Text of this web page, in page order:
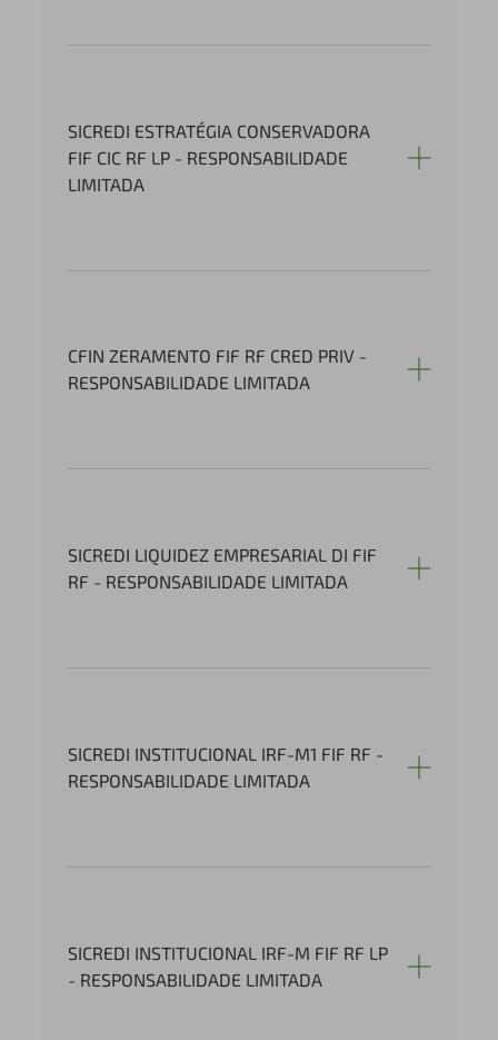
SICREDI ESTRATÉGIA CONSERVADORA
FIF CIC RF LP - RESPONSABILIDADE
LIMITADA
CFIN ZERAMENTO FIF RF CRED PRIV -
RESPONSABILIDADE LIMITADA
SICREDI LIQUIDEZ EMPRESARIAL DI FIF
RF - RESPONSABILIDADE LIMITADA
SICREDI INSTITUCIONAL IRF-M1 FIF RF -
RESPONSABILIDADE LIMITADA
SICREDI INSTITUCIONAL IRF-M FIF RF LP
- RESPONSABILIDADE LIMITADA